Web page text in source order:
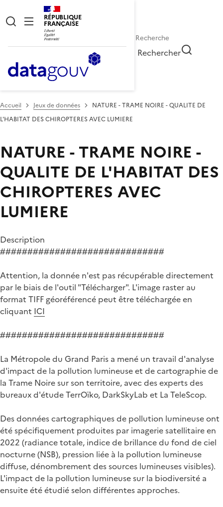
RÉPUBLIQUE
FRANÇAISE
Rechercher
Accueil Jeux de données
NATURE - TRAME NOIRE - QUALITE DE
L'HABITAT DES CHIROPTERES AVEC LUMIERE
NATURE - TRAME NOIRE -
QUALITE DE L'HABITAT DES
CHIROPTERES AVEC
LUMIERE
Description
##############################
Attention, la donnée n'est pas récupérable directement
par le biais de l'outil "Télécharger". L'image raster au
format TIFF géoréférencé peut être téléchargée en
cliquant ICI
##############################
La Métropole du Grand Paris a mené un travail d'analyse
d'impact de la pollution lumineuse et de cartographie de
la Trame Noire sur son territoire, avec des experts des
bureaux d'étude TerrOïko, DarkSkyLab et La TeleScop.
Des données cartographiques de pollution lumineuse ont
été spécifiquement produites par imagerie satellitaire en
2022 (radiance totale, indice de brillance du fond de ciel
nocturne (NSB), pression liée à la pollution lumineuse
diffuse, dénombrement des sources lumineuses visibles).
L'impact de la pollution lumineuse sur la biodiversité a
ensuite été étudié selon différentes approches.